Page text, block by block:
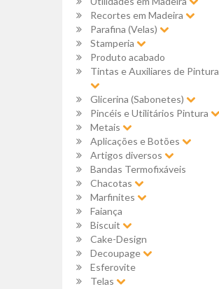
Recortes em Madeira
Parafina (Velas)
Stamperia
Produto acabado
Tintas e Auxiliares de Pintura
Glicerina (Sabonetes)
Pincéis e Utilitários Pintura
Metais
Aplicações e Botões
Artigos diversos
Bandas Termofixáveis
Chacotas
Marfinites
Faiança
Biscuit
Cake-Design
Decoupage
Esferovite
Telas